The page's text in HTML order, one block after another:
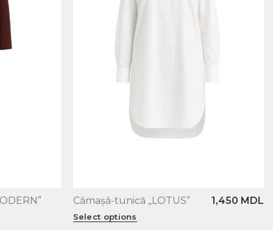
M/L XS/S
Cămașă-tunică „LOTUS” 1,450 MDL
Select options